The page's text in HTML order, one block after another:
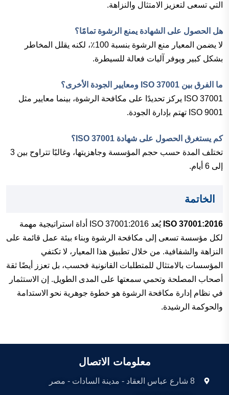
التي تسعى لتعزيز الامتثال والنزاهة.
هل الحصول على الشهادة يمنع الرشوة تمامًا؟
لا يضمن المعيار منع الرشوة بنسبة 100٪، لكنه يقلل المخاطر
بشكل كبير ويوفر آليات فعالة للسيطرة.
ما الفرق بين ISO 37001 ومعايير الجودة الأخرى؟
ISO 37001 يركز تحديدًا على مكافحة الرشوة، بينما معايير مثل
ISO 9001 تهتم بإدارة الجودة.
كم يستغرق الحصول على شهادة ISO 37001؟
تختلف المدة حسب حجم المؤسسة وجاهزيتها، وغالبًا تتراوح بين 3
إلى 6 أيام.
الخاتمة
ISO 37001:2016
يُعد ISO 37001:2016 أداة استراتيجية مهمة
لكل مؤسسة تسعى إلى مكافحة الرشوة وبناء بيئة عمل قائمة على
النزاهة والشفافية. من خلال تطبيق هذا المعيار، لا تكتفي
المؤسسات بالامتثال للمتطلبات القانونية فحسب، بل تعزز أيضًا ثقة
أصحاب المصلحة وتحمي سمعتها على المدى الطويل. إن الاستثمار
في نظام إدارة مكافحة الرشوة هو خطوة جوهرية نحو الاستدامة
والحوكمة الرشيدة.
معلومات الاتصال
8 شارع عباس العقاد - مدينة السادات - مصر